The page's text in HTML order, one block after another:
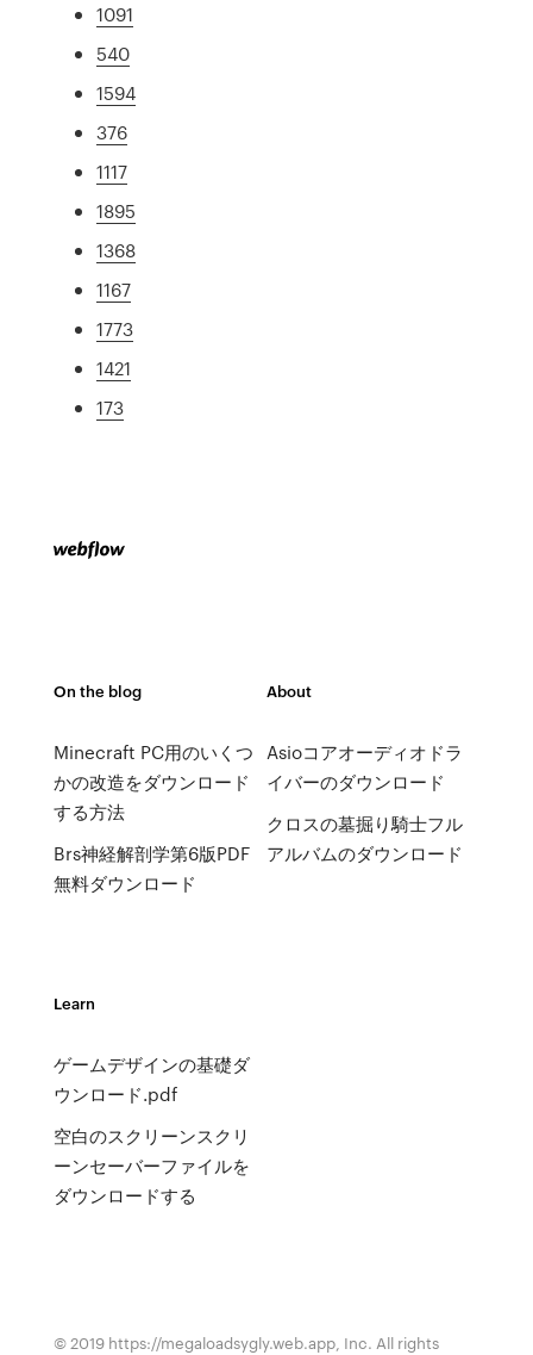
1091
540
1594
376
1117
1895
1368
1167
1773
1421
173
On the blog
Minecraft PC用のいくつ
かの改造をダウンロード
する方法
Brs神経解剖学第6版PDF
無料ダウンロード
About
Asioコアオーディオドラ
イバーのダウンロード
クロスの墓掘り騎士フル
アルバムのダウンロード
Learn
ゲームデザインの基礎ダ
ウンロード.pdf
空白のスクリーンスクリ
ーンセーバーファイルを
ダウンロードする
© 2019 https://megaloadsygly.web.app, Inc. All rights